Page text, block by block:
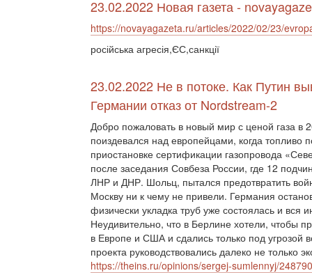
23.02.2022 Новая газета -
https://novayagazeta.ru/articles/2022/02/23/
російська агресія,ЄС,санкції
23.02.2022 Не в потоке. Как Путин
Германии отказ от Nordstream-2
Добро пожаловать в новый мир с ценой газа в
поиздевался над европейцами, когда топливо
приостановке сертификации газопровода
после заседания Совбеза России, где 12
ЛНР и ДНР. Шольц, пытался предотвратить
Москву ни к чему не привели. Германия
физически укладка труб уже состоялась и
Неудивительно, что в Берлине хотели, чтобы
в Европе и США и сдались только под
проекта руководствовались далеко не только
https://theins.ru/opinions/sergej-sumlennyj/248790